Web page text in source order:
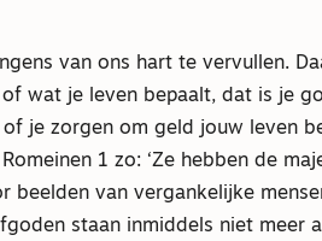
van ons hart te vervullen.
wat je leven bepaalt, dat is je
je zorgen om geld jouw leven
1 zo: ‘Ze hebben de
beelden van vergankelijke
staan inmiddels niet meer